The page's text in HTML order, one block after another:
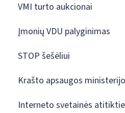
VMI turto aukcionai
Įmonių VDU palyginimas
STOP šešėliui
Krašto apsaugos
Interneto svetainės